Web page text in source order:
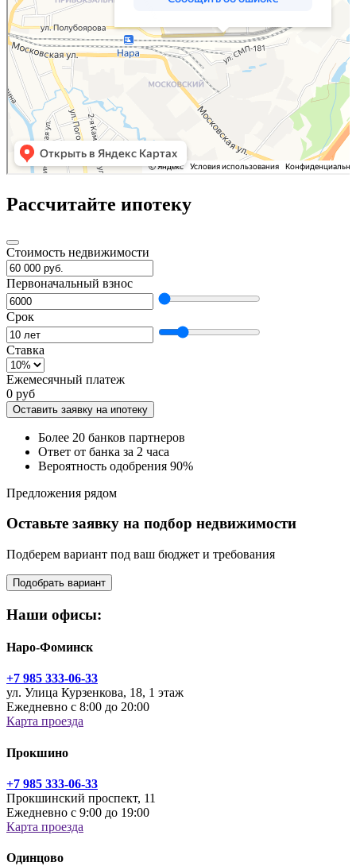
Рассчитайте ипотеку
Стоимость недвижимости
Первоначальный взнос
Срок
Ставка
Ежемесячный платеж
0 руб
Оставить заявку на ипотеку
Более 20 банков партнеров
Ответ от банка за 2 часа
Вероятность одобрения 90%
Предложения рядом
Оставьте заявку на подбор недвижимости
Подберем вариант под ваш бюджет и требования
Подобрать вариант
Наши офисы:
Наро-Фоминск
+7 985 333-06-33
ул. Улица Курзенкова, 18, 1 этаж
Ежедневно с 8:00 до 20:00
Карта проезда
Прокшино
+7 985 333-06-33
Прокшинский проспект, 11
Ежедневно с 9:00 до 19:00
Карта проезда
Одинцово